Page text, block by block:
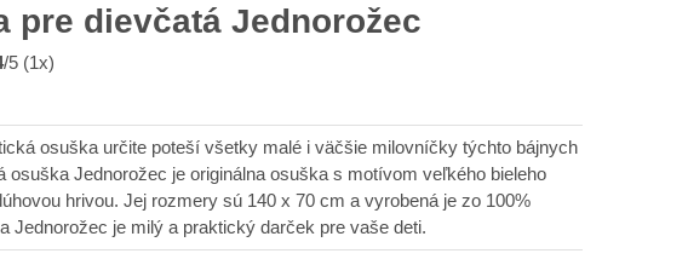
pre dievčatá Jednorožec
/5 (1 x)
osuška určite poteší všetky malé i väčšie milovníčky týchto bájnych
osuška Jednorožec je originálna osuška s motívom veľkého bieleho
hrivou. Jej rozmery sú 140 x 70 cm a vyrobená je zo 100%
Jednorožec je milý a praktický darček pre vaše deti.